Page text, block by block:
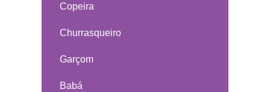
Copeira
Churrasqueiro
Garçom
Babá